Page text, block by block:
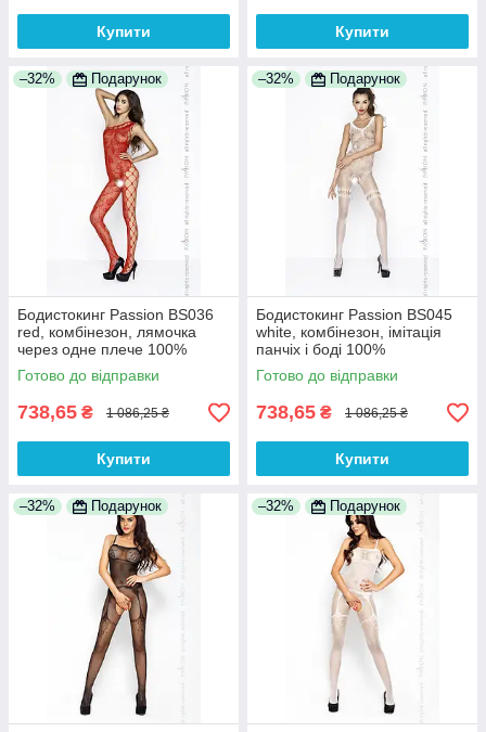
Купити Купити
–32% Подарунок
Бодистокинг Passion BS036
red, комбінезон, лямочка
через одне плече 100%
Анонімності
Готово до відправки
738,65 ₴ 1 086,25 ₴
Купити
–32% Подарунок
Бодистокинг Passion BS045
white, комбінезон, імітація
панчіх і боді 100%
Анонімності
Готово до відправки
738,65 ₴ 1 086,25 ₴
Купити
–32% Подарунок –32% Подарунок